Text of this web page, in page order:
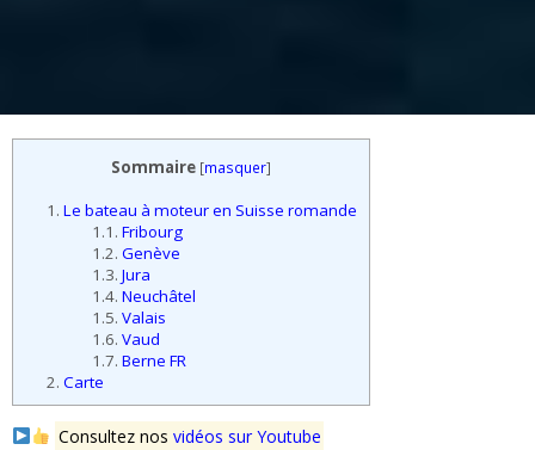
Sommaire [masquer]
1. Le bateau à moteur en Suisse romande
1.1. Fribourg
1.2. Genève
1.3. Jura
1.4. Neuchâtel
1.5. Valais
1.6. Vaud
1.7. Berne FR
2. Carte
Consultez nos vidéos sur Youtube